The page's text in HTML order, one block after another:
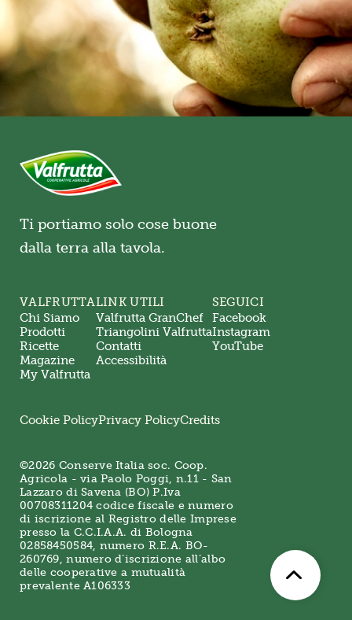
Ti portiamo solo cose buone
dalla terra alla tavola.
VALFRUTTA
Chi Siamo
Prodotti
Ricette
Magazine
My Valfrutta
LINK UTILI
Valfrutta GranChef
Triangolini Valfrutta
Contatti
Accessibilità
SEGUICI
Facebook
Instagram
YouTube
©2026 Conserve Italia soc. Coop.
Agricola - via Paolo Poggi, n.11 - San
Lazzaro di Savena (BO) P.Iva
00708311204 codice fiscale e numero
di iscrizione al Registro delle Imprese
presso la C.C.I.A.A. di Bologna
02858450584, numero R.E.A. BO-
260769, numero d’iscrizione all’albo
delle cooperative a mutualità
prevalente A106333
Cookie PolicyPrivacy PolicyCredits